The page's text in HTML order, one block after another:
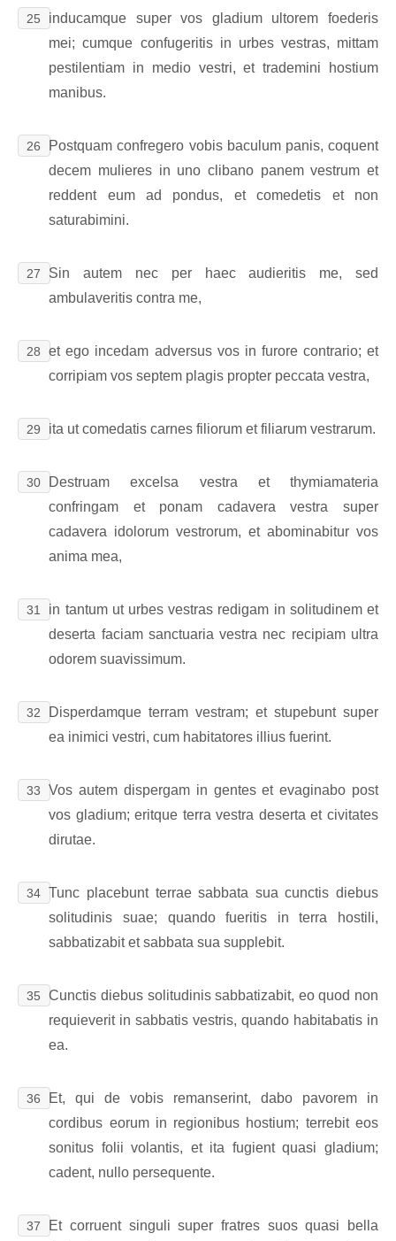
25
inducamque super vos gladium ultorem foederis
mei; cumque confugeritis in urbes vestras, mittam
pestilentiam in medio vestri, et trademini hostium
manibus.
26
Postquam confregero vobis baculum panis, coquent
decem mulieres in uno clibano panem vestrum et
reddent eum ad pondus, et comedetis et non
saturabimini.
27
Sin autem nec per haec audieritis me, sed
ambulaveritis contra me,
28
et ego incedam adversus vos in furore contrario; et
corripiam vos septem plagis propter peccata vestra,
29 ita ut comedatis carnes filiorum et filiarum vestrarum.
30
Destruam excelsa vestra et thymiamateria
confringam et ponam cadavera vestra super
cadavera idolorum vestrorum, et abominabitur vos
anima mea,
31
in tantum ut urbes vestras redigam in solitudinem et
deserta faciam sanctuaria vestra nec recipiam ultra
odorem suavissimum.
32
Disperdamque terram vestram; et stupebunt super
ea inimici vestri, cum habitatores illius fuerint.
33
Vos autem dispergam in gentes et evaginabo post
vos gladium; eritque terra vestra deserta et civitates
dirutae.
34 Tunc placebunt terrae sabbata sua cunctis diebus
solitudinis suae; quando fueritis in terra hostili,
sabbatizabit et sabbata sua supplebit.
35
Cunctis diebus solitudinis sabbatizabit, eo quod non
requieverit in sabbatis vestris, quando habitabatis in
ea.
36
Et, qui de vobis remanserint, dabo pavorem in
cordibus eorum in regionibus hostium; terrebit eos
sonitus folii volantis, et ita fugient quasi gladium;
cadent, nullo persequente.
37
Et corruent singuli super fratres suos quasi bella